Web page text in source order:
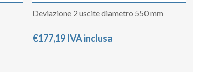
Deviazione 2 uscite diametro 550 mm
€177,19 IVA inclusa